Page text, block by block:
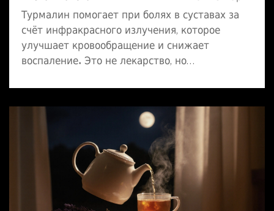
Турмалин помогает при болях в суставах за
счёт инфракрасного излучения, которое
улучшает кровообращение и снижает
воспаление. Это не лекарство, но
остеоартрозе. Узнайте, как его правильно
использовать и когда стоит отказаться.